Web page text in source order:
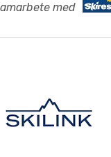
med